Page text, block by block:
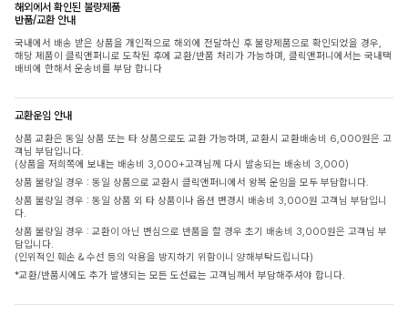
해외에서 확인된 불량제품
반품/교환 안내
국내에서 배송 받은 상품을 개인적으로 해외에 전달하신 후 불량제품으로 확인되었을 경우,
해당 제품이 클릭앤퍼니로 도착된 후에 교환/반품 처리가 가능하며, 클릭앤퍼니에서는 국내택
배비에 한해서 운송비를 부담 합니다
교환운임 안내
상품 교환은 동일 상품 또는 타 상품으로도 교환 가능하며, 교환시 교환배송비 6,000원은 고
객님 부담입니다.
(상품을 저희쪽에 보내는 배송비 3,000+고객님께 다시 발송되는 배송비 3,000)
상품 불량일 경우 : 동일 상품으로 교환시 클릭앤퍼니에서 왕복 운임을 모두 부담합니다.
상품 불량일 경우 : 동일 상품 외 타 상품이나 옵션 변경시 배송비 3,000원 고객님 부담입니
다.
상품 불량일 경우 : 교환이 아닌 변심으로 반품을 할 경우 초기 배송비 3,000원은 고객님 부
담입니다.
(인위적인 훼손 & 수선 등의 악용을 방지하기 위함이니 양해부탁드립니다)
*교환/반품시에도 추가 발생되는 모든 도선료는 고객님께서 부담해주셔야 합니다.